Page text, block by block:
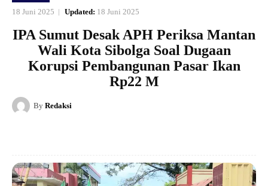
18 Juni 2025 Updated: 18 Juni 2025
IPA Sumut Desak APH Periksa Mantan
Wali Kota Sibolga Soal Dugaan
Korupsi Pembangunan Pasar Ikan
Rp22 M
By Redaksi